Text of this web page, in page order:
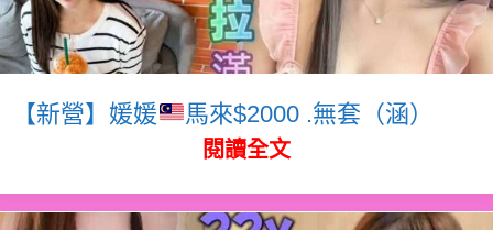
【新營】媛媛 馬來$2000 .無套（涵）
閱讀全文